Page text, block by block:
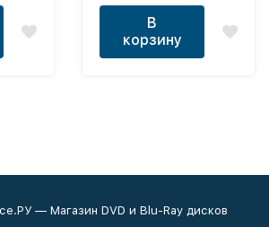
Бетонная Революция:
Сверхчеловеческая
Фантазия ТВ-2 эп.1-11
из 11 (Concrete
В
корзину
— Магазин DVD и Blu-Ray дисков